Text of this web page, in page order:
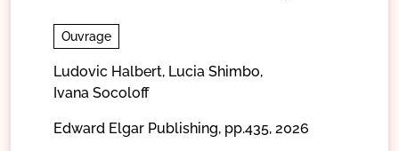
Ouvrage
Ludovic Halbert, Lucia Shimbo,
Ivana Socoloff
Edward Elgar Publishing, pp.435, 2026